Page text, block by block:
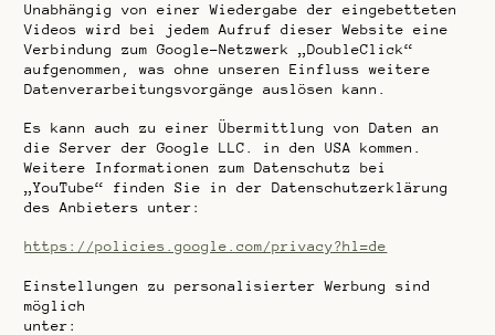
Unabhängig von einer Wiedergabe der eingebetteten
Videos wird bei jedem Aufruf dieser Website eine
Verbindung zum Google-Netzwerk „DoubleClick“
aufgenommen, was ohne unseren Einfluss weitere
Datenverarbeitungsvorgänge auslösen kann.
Es kann auch zu einer Übermittlung von Daten an
die Server der Google LLC. in den USA kommen.
Weitere Informationen zum Datenschutz bei
„YouTube“ finden Sie in der Datenschutzerklärung
des Anbieters unter:
https://policies.google.com/privacy?hl=de
Einstellungen zu personalisierter Werbung sind
möglich
unter: